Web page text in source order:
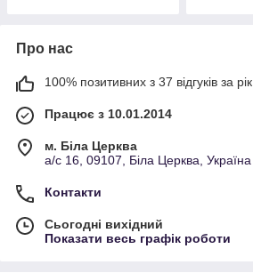
Про нас
100% позитивних з 37 відгуків за рік
Працює з 10.01.2014
м. Біла Церква
а/с 16, 09107, Біла Церква, Україна
Контакти
Сьогодні вихідний
Показати весь графік роботи